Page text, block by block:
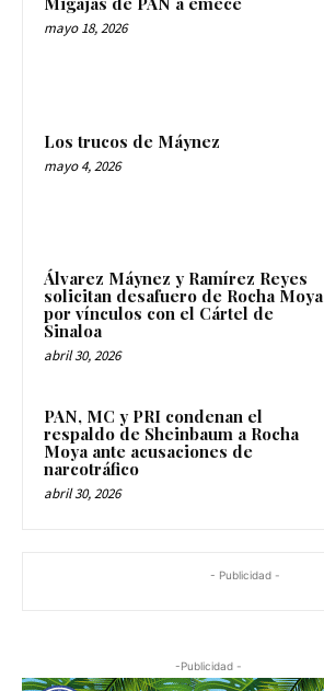
mayo 18, 2026
Los trucos de Máynez
mayo 4, 2026
Álvarez Máynez y Ramírez Reyes
solicitan desafuero de Rocha Moya
por vínculos con el Cártel de
Sinaloa
abril 30, 2026
PAN, MC y PRI condenan el
respaldo de Sheinbaum a Rocha
Moya ante acusaciones de
narcotráfico
abril 30, 2026
- Publicidad -
-Publicidad -